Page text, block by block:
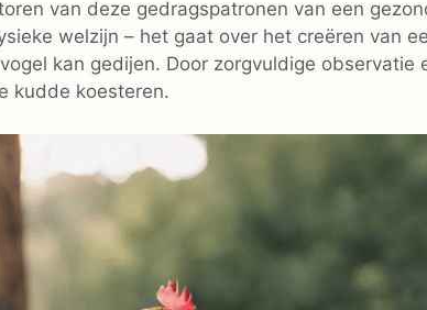
van deze gedragspatronen van een
welzijn – het gaat over het creëren van
kan gedijen. Door zorgvuldige observatie
kudde koesteren.